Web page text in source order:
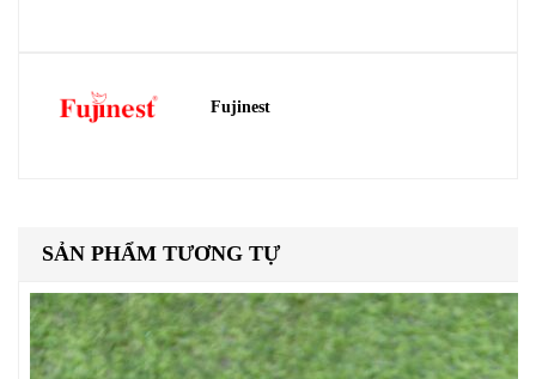
Fujinest
SẢN PHẨM TƯƠNG TỰ